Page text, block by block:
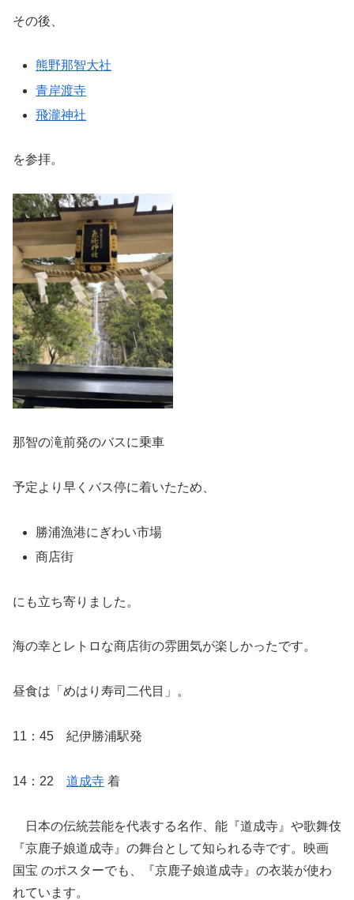
その後、
熊野那智大社
青岸渡寺
飛瀧神社
を参拝。
那智の滝前発のバスに乗車
予定より早くバス停に着いたため、
勝浦漁港にぎわい市場
商店街
にも立ち寄りました。
海の幸とレトロな商店街の雰囲気が楽しかったです。
昼食は「めはり寿司二代目」。
11：45 紀伊勝浦駅発
14：22 道成寺 着
日本の伝統芸能を代表する名作、能『道成寺』や歌舞伎
『京鹿子娘道成寺』の舞台として知られる寺です。映画
国宝 のポスターでも、『京鹿子娘道成寺』の衣装が使わ
れています。